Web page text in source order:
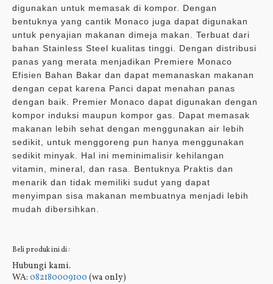
digunakan untuk memasak di kompor. Dengan
bentuknya yang cantik Monaco juga dapat digunakan
untuk penyajian makanan dimeja makan. Terbuat dari
bahan Stainless Steel kualitas tinggi. Dengan distribusi
panas yang merata menjadikan Premiere Monaco
Efisien Bahan Bakar dan dapat memanaskan makanan
dengan cepat karena Panci dapat menahan panas
dengan baik. Premier Monaco dapat digunakan dengan
kompor induksi maupun kompor gas. Dapat memasak
makanan lebih sehat dengan menggunakan air lebih
sedikit, untuk menggoreng pun hanya menggunakan
sedikit minyak. Hal ini meminimalisir kehilangan
vitamin, mineral, dan rasa. Bentuknya Praktis dan
menarik dan tidak memiliki sudut yang dapat
menyimpan sisa makanan membuatnya menjadi lebih
mudah dibersihkan.
Beli produk ini di :
Hubungi kami.
WA: 082180009100 (wa only)